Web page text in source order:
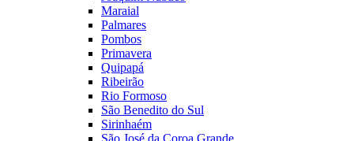
Maraial
Palmares
Pombos
Primavera
Quipapá
Ribeirão
Rio Formoso
São Benedito do Sul
Sirinhaém
São José da Coroa Grande